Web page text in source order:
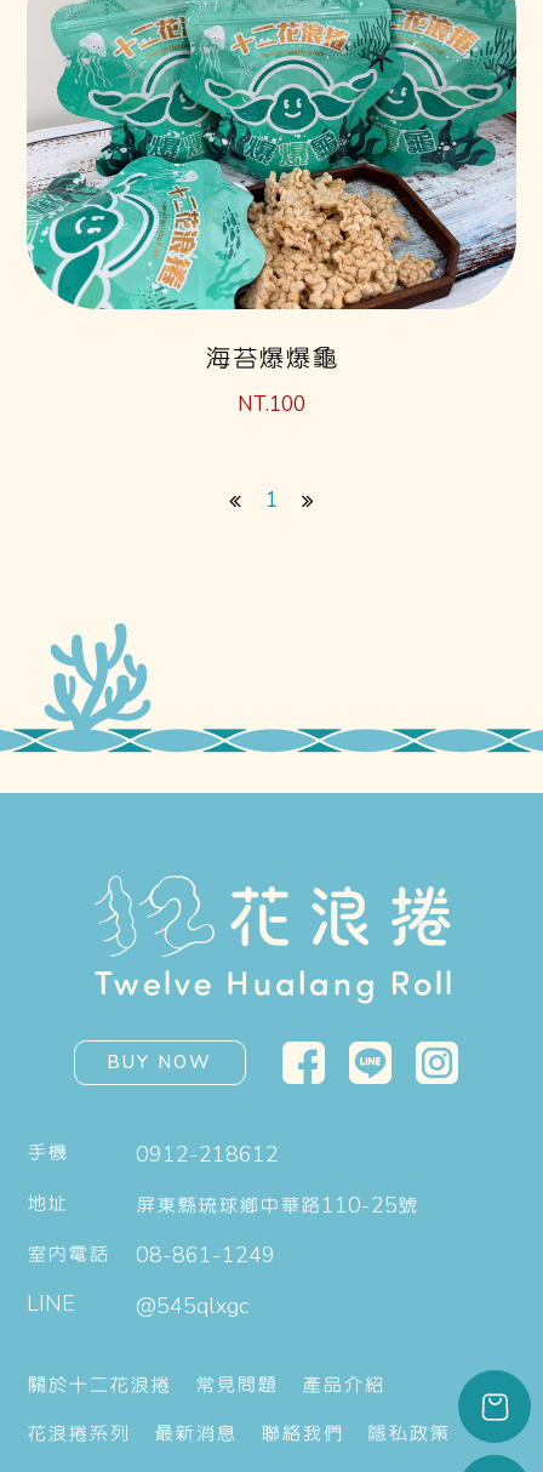
海苔爆爆龜
NT.100
1
BUY NOW
手機
0912-218612
地址
屏東縣琉球鄉中華路110-25號
室內電話
08-861-1249
LINE
@545qlxgc
關於十二花浪捲 常見問題
產品介紹
花浪捲系列
最新消息 聯絡我們 隱私政策